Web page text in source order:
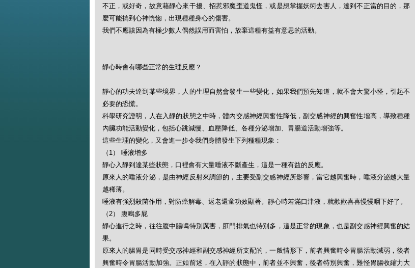
不正，或好奇，故意藉靜心來干擾、招惹邪魔歪道鬼怪，或是想掌握妖術去害人，達到不正當的目的，那
麼可能搞到心神恍惚，出現種種身心的傷害。
我們不應該因為有極少數人偶然誤用而害怕，放棄這種有益有意思的活動。
靜心時會有哪些正常的生理反應？
靜心的功夫達到某些境界，人的生理自然會發生一些變化，如果我們預先知道，就不會大驚小怪，引起不
必要的恐慌。
科學研究證明，人在入靜的狀態之中時，體內交感神經興奮性降低，副交感神經的興奮性增高，導致種種
內臟功能活動變化，包括心跳減慢、血壓降低、各種分泌增加、胃腸道活動增強等。
這些生理的變化，又會進一步令我們身體發生下列種種現象：
（1） 唾液增多
靜心入靜到達某些狀態，口裡會有大量唾液不斷產生，這是一種有益的反應。
原來人的唾液分泌，是由神經反射來調節的，主要受副交感神經所影響，當它越興奮時，唾液分泌越大量
越稀薄。
唾液有強烈殺菌作用，對防癌解毒、返老還童功效顯著。靜心時若滿口津液，就歡歡喜喜慢慢咽下好了。
（2） 腹鳴多屁
靜心進行之時，往往腹中腸鳴特別厲害，肛門排氣也特別多，這是正常的現象，也是副交感神經興奮的結
果。
原來人的腸胃是同時受交感神經和副交感神經所支配的，一般情形下，前者興奮時令胃腸活動減弱，後者
興奮時令胃腸活動加強。正如前述，在入靜的狀態中，前者並不興奮，後者特別興奮，難怪胃腸收縮力大